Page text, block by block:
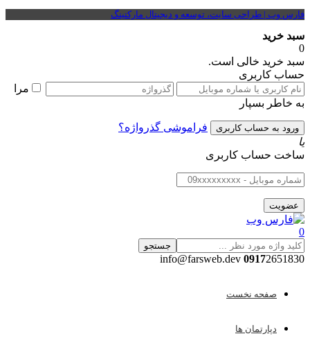
فارس وب | طراحی سایت، توسعه و دیجیتال مارکتینگ
سبد خرید
0
سبد خرید خالی است.
حساب کاربری
مرا
به خاطر بسپار
فراموشی گذرواژه؟
یا
ساخت حساب کاربری
0
جستجو
09172651830 info@farsweb.dev
صفحه نخست
دپارتمان ها